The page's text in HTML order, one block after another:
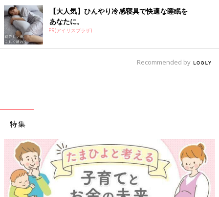
【大人気】ひんやり冷感寝具で快適な睡眠を
あなたに。
PR(アイリスプラザ)
Recommended by
特集